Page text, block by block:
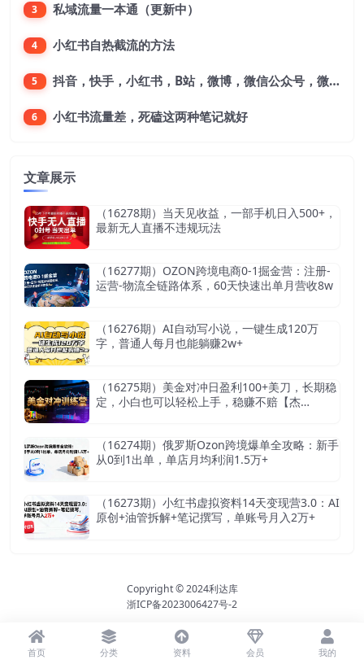
3 私域流量一本通（更新中）
4 小红书自热截流的方法
5 抖音，快手，小红书，B站，微博，微信公众号，微信视频号。每一个平台，都是不一样的机会，对应不一样的赚钱思路
6 小红书流量差，死磕这两种笔记就好
文章展示
（16278期）当天见收益，一部手机日入500+，
最新无人直播不违规玩法
（16277期）OZON跨境电商0-1掘金营：注册-
运营-物流全链路体系，60天快速出单月营收8w
（16276期）AI自动写小说，一键生成120万
字，普通人每月也能躺赚2w+
（16275期）美金对冲日盈利100+美刀，长期稳
定，小白也可以轻松上手，稳赚不赔【杰…
（16274期）俄罗斯Ozon跨境爆单全攻略：新手
从0到1出单，单店月均利润1.5万+
（16273期）小红书虚拟资料14天变现营3.0：AI
原创+油管拆解+笔记撰写，单账号月入2万+
Copyright © 2024利达库
浙ICP备2023006427号-2
首页 分类 资料 会员 我的